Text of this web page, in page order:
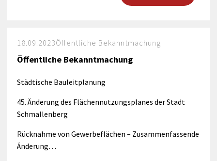
18.09.2023Öffentliche Bekanntmachung
Öffentliche Bekanntmachung
Städtische Bauleitplanung
45. Änderung des Flächennutzungsplanes der Stadt
Schmallenberg
Rücknahme von Gewerbeflächen – Zusammenfassende
Änderung…